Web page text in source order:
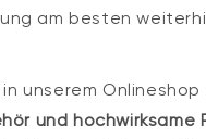
am besten
unserem Onlineshop
und hochwirksame